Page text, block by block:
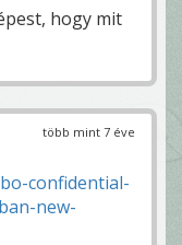
hogy mit
több mint 7 éve
confidential-
new-